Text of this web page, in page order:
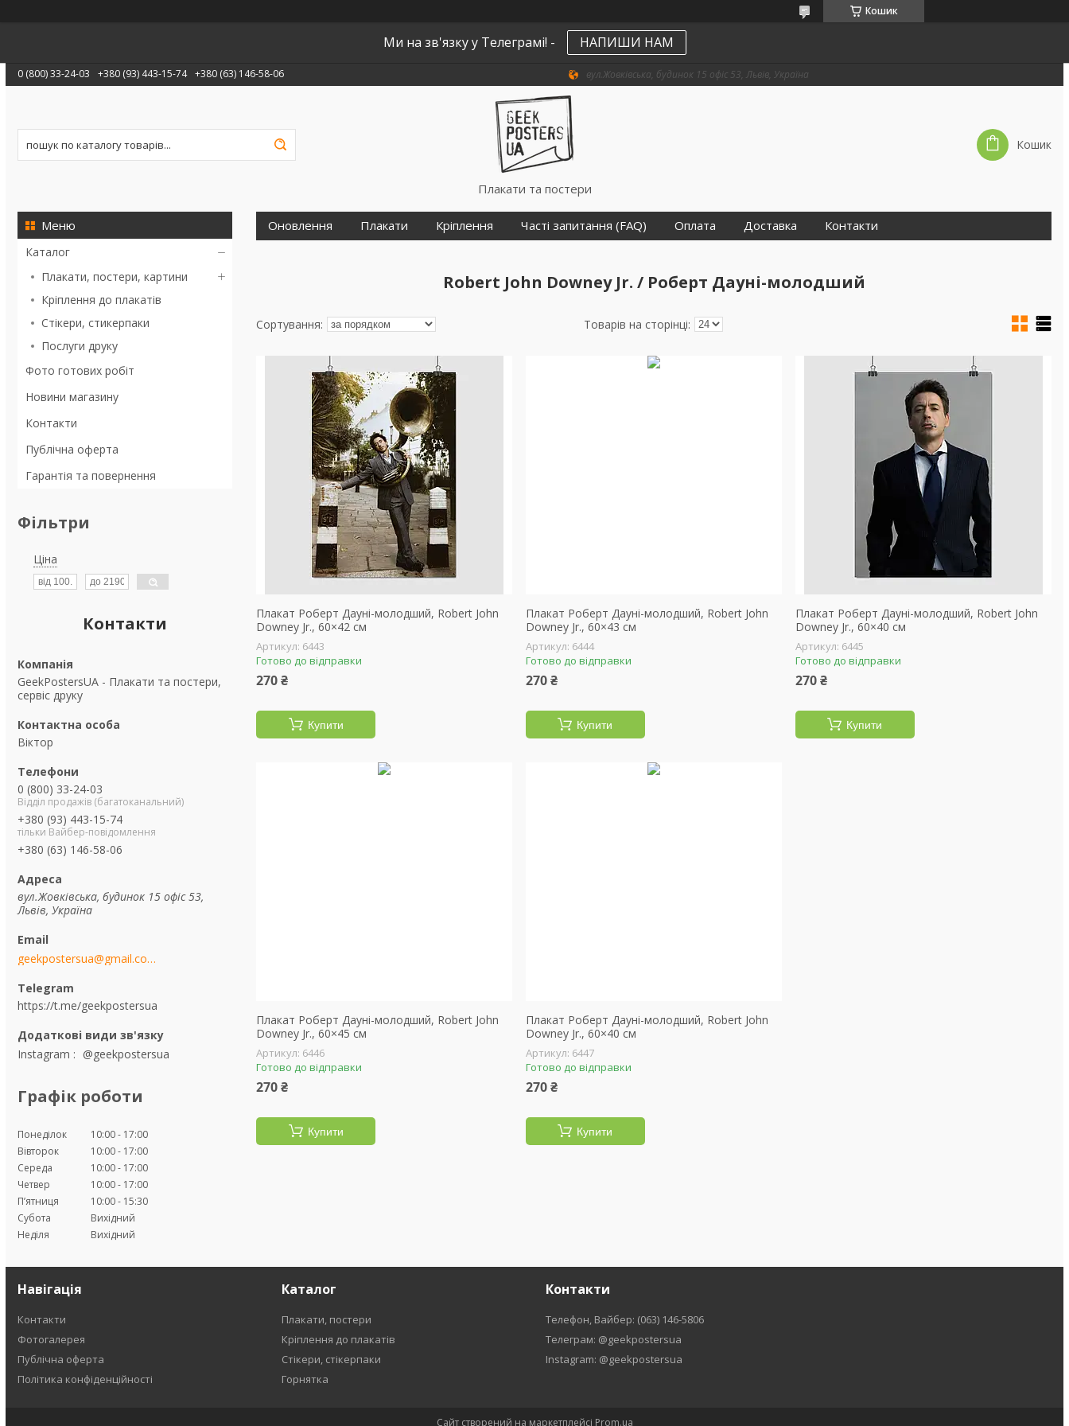
Кошик
Ми на зв'язку у Телеграмі! - НАПИШИ НАМ
0 (800) 33-24-03 +380 (93) 443-15-74 +380 (63) 146-58-06 вул.Жовківська, будинок 15 офіс 53, Львів, Україна
Плакати та постери
Кошик
Каталог
Плакати, постери, картини
Кріплення до плакатів
Стікери, стикерпаки
Послуги друку
Фото готових робіт
Новини магазину
Контакти
Публічна оферта
Гарантія та повернення
Фільтри
Ціна
Контакти
GeekPostersUA - Плакати та постери,
сервіс друку
Віктор
0 (800) 33-24-03
Відділ продажів (багатоканальний)
+380 (93) 443-15-74
тільки Вайбер-повідомлення
+380 (63) 146-58-06
вул.Жовківська, будинок 15 офіс 53,
Львів, Україна
geekpostersua@gmail.com
https://t.me/geekpostersua
Instagram @geekpostersua
Графік роботи
Понеділок 10:00
17:00
Вівторок
10:00
17:00
Середа
10:00
17:00
Четвер
10:00
17:00
Пʼятниця
10:00
15:30
Субота
Вихідний
Неділя
Вихідний
Оновлення Плакати Кріплення Часті запитання (FAQ) Оплата Доставка Контакти
Robert John Downey Jr. / Роберт Дауні-молодший
Плакат Роберт Дауні-молодший, Robert John
Downey Jr., 60×42 см
6443
Готово до відправки
270 ₴
Купити
Плакат Роберт Дауні-молодший, Robert John
Downey Jr., 60×43 см
6444
Готово до відправки
270 ₴
Купити
Плакат Роберт Дауні-молодший, Robert John
Downey Jr., 60×40 см
6445
Готово до відправки
270 ₴
Купити
Плакат Роберт Дауні-молодший, Robert John
Downey Jr., 60×45 см
6446
Готово до відправки
270 ₴
Купити
Плакат Роберт Дауні-молодший, Robert John
Downey Jr., 60×40 см
6447
Готово до відправки
270 ₴
Купити
Навігація
Контакти
Фотогалерея
Публічна оферта
Політика конфіденційності
Каталог
Плакати, постери
Кріплення до плакатів
Стікери, стікерпаки
Горнятка
Контакти
Телефон, Вайбер: (063) 146-5806
Телеграм: @geekpostersua
Instagram: @geekpostersua
Сайт створений на маркетплейсі Prom.ua